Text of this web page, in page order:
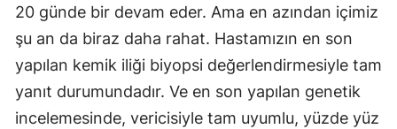
20 günde bir devam eder. Ama en azından içimiz
şu an da biraz daha rahat. Hastamızın en son
yapılan kemik iliği biyopsi değerlendirmesiyle tam
yanıt durumundadır. Ve en son yapılan genetik
incelemesinde, vericisiyle tam uyumlu, yüzde yüz